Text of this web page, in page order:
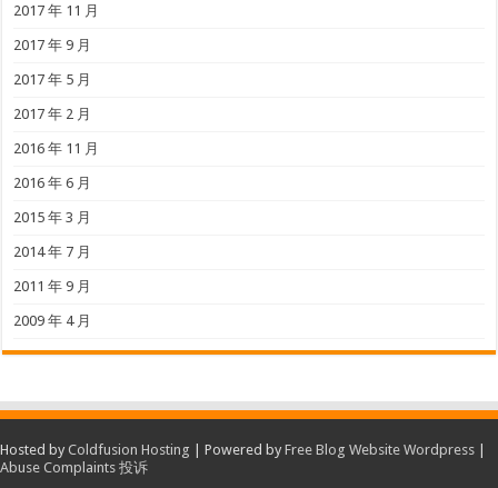
2017 年 11 月
2017 年 9 月
2017 年 5 月
2017 年 2 月
2016 年 11 月
2016 年 6 月
2015 年 3 月
2014 年 7 月
2011 年 9 月
2009 年 4 月
Hosted by Coldfusion Hosting | Powered by Free Blog Website Wordpress
Abuse Complaints 投诉